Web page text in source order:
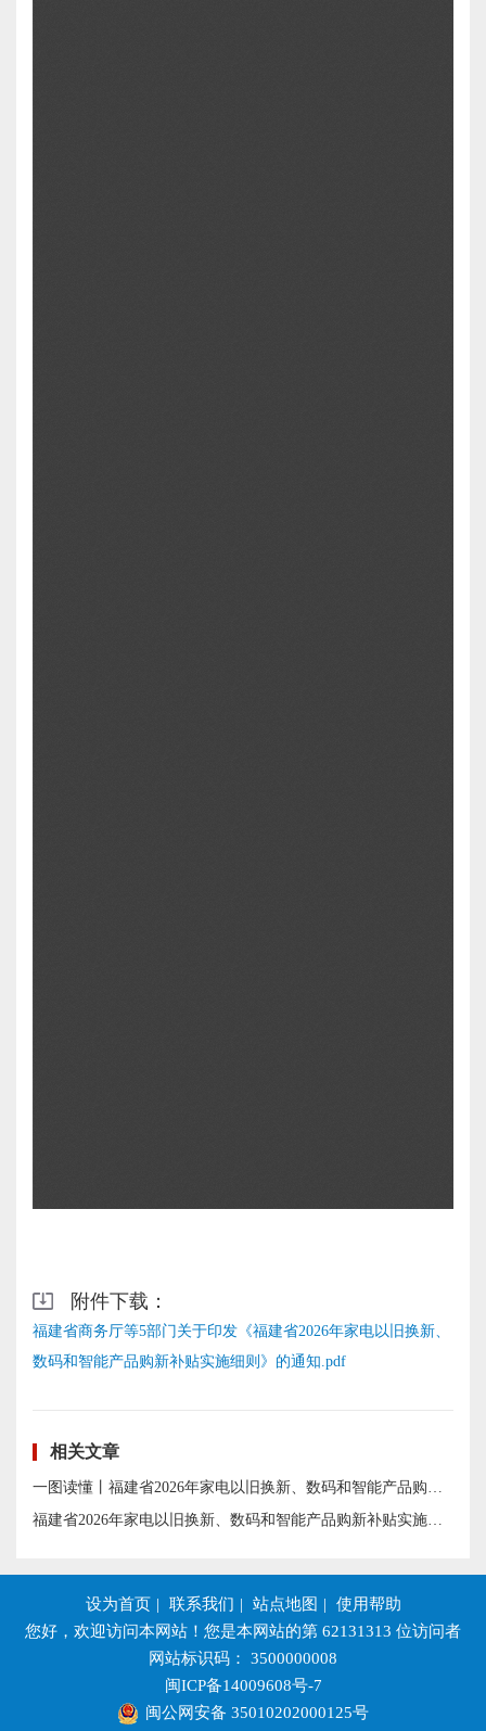
附件下载：
福建省商务厅等5部门关于印发《福建省2026年家电以旧换新、
数码和智能产品购新补贴实施细则》的通知.pdf
相关文章
设为首页 | 联系我们 | 站点地图 |
使用帮助
您好，欢迎访问本网站！您是本网站的第 62131313 位访问者
网站标识码： 3500000008
闽ICP备14009608号-7
闽公网安备 35010202000125号